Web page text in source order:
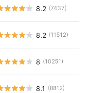
8.2 (7437)
8.2 (11512)
8 (10251)
8.1 (8812)